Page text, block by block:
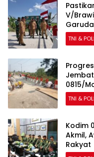
V/
0815/
TNI &
0815/
TNI &
Kodim
Akmil,
Rakyat